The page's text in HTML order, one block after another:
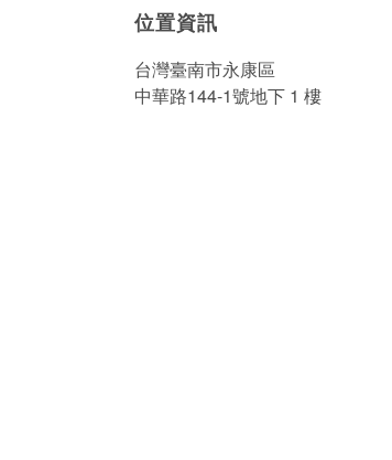
位置資訊
台灣臺南市永康區
中華路144-1號地下 1 樓